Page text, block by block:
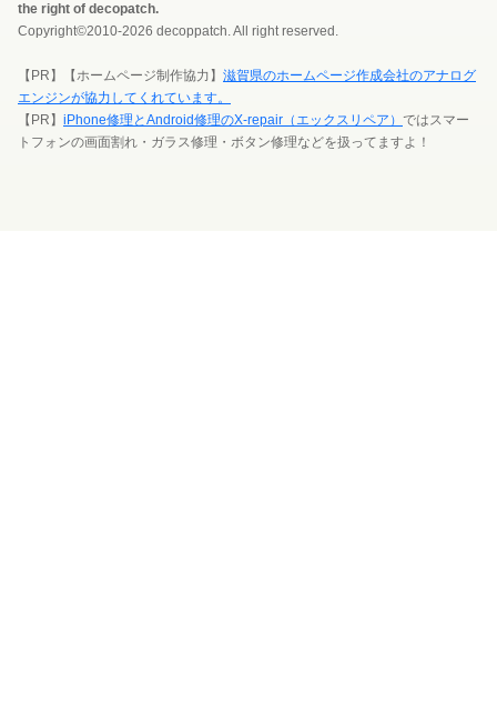
the right of decopatch.
Copyright©2010-2026 decoppatch. All right reserved.
【PR】【ホームページ制作協力】 滋賀県のホームページ作成会社のアナログ
エンジンが協力してくれています。
【PR】 iPhone修理とAndroid修理のX-repair（エックスリペア） ではスマー
トフォンの画面割れ・ガラス修理・ボタン修理などを扱ってますよ！